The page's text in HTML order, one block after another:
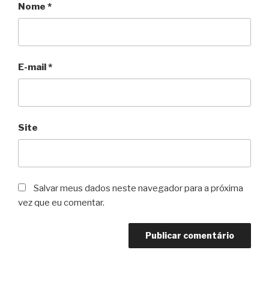
Nome *
E-mail*
Site
Salvar meus dados neste navegador para a próxima
vez que eu comentar.